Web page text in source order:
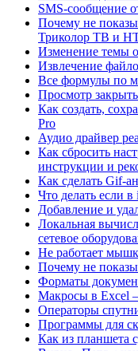
SMS-сообщение
Почему не
Триколор ТВ и
Изменение темы
Извлечение
Все формулы по
Просмотр
Как создать,
Pro
Аудио драйвер
Как сбросить
инструкции и
Как сделать Gif-
Что делать если
Добавление и
Локальная
сетевое
Не работает
Почему не
Форматы
Макросы в Excel
Операторы
Программы для
Как из планшета